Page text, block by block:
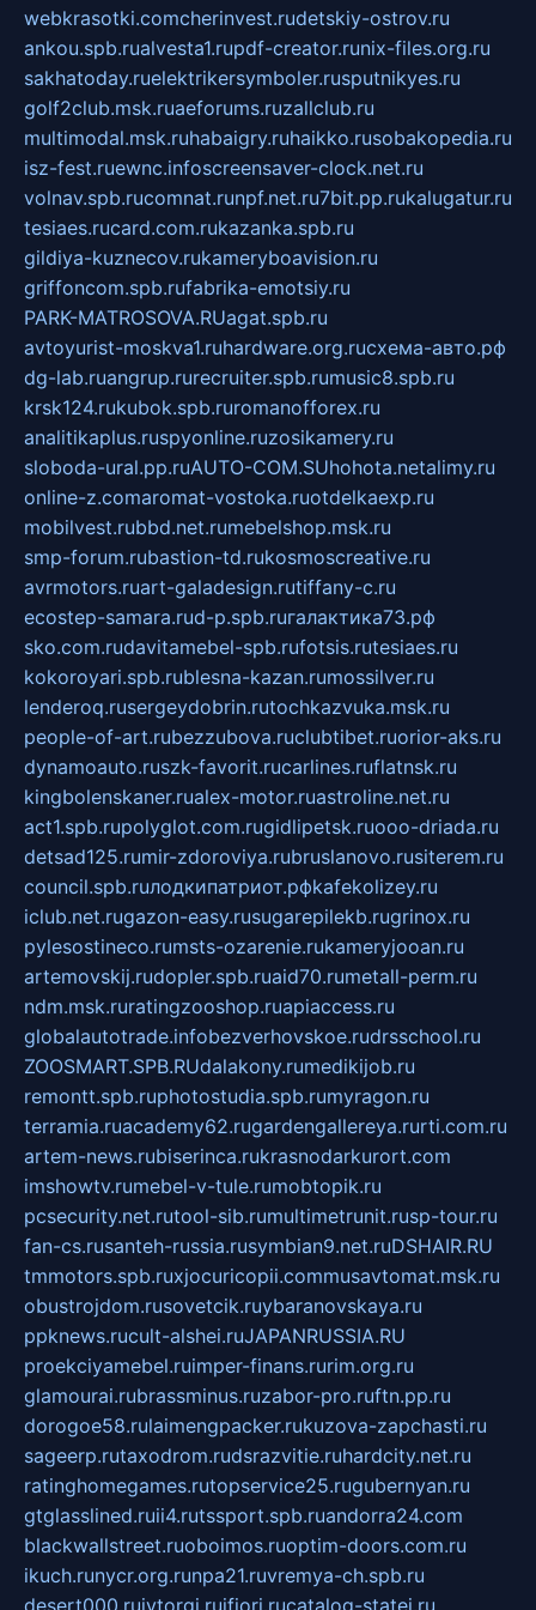
webkrasotki.comcherinvest.rudetskiy-ostrov.ru
ankou.spb.rualvesta1.rupdf-creator.runix-files.org.ru
sakhatoday.ruelektrikersymboler.rusputnikyes.ru
golf2club.msk.ruaeforums.ruzallclub.ru
multimodal.msk.ruhabaigry.ruhaikko.rusobakopedia.ru
isz-fest.ruewnc.infoscreensaver-clock.net.ru
volnav.spb.rucomnat.runpf.net.ru7bit.pp.rukalugatur.ru
tesiaes.rucard.com.rukazanka.spb.ru
gildiya-kuznecov.rukameryboavision.ru
griffoncom.spb.rufabrika-emotsiy.ru
PARK-MATROSOVA.RUagat.spb.ru
avtoyurist-moskva1.ruhardware.org.ruсхема-авто.рф
dg-lab.ruangrup.rurecruiter.spb.rumusic8.spb.ru
krsk124.rukubok.spb.ruromanofforex.ru
analitikaplus.ruspyonline.ruzosikamery.ru
sloboda-ural.pp.ruAUTO-COM.SUhohota.netalimy.ru
online-z.comaromat-vostoka.ruotdelkaexp.ru
mobilvest.rubbd.net.rumebelshop.msk.ru
smp-forum.rubastion-td.rukosmoscreative.ru
avrmotors.ruart-galadesign.rutiffany-c.ru
ecostep-samara.rud-p.spb.ruгалактика73.рф
sko.com.rudavitamebel-spb.rufotsis.rutesiaes.ru
kokoroyari.spb.rublesna-kazan.rumossilver.ru
lenderoq.rusergeydobrin.rutochkazvuka.msk.ru
people-of-art.rubezzubova.ruclubtibet.ruorior-aks.ru
dynamoauto.ruszk-favorit.rucarlines.ruflatnsk.ru
kingbolenskaner.rualex-motor.ruastroline.net.ru
act1.spb.rupolyglot.com.rugidlipetsk.ruooo-driada.ru
detsad125.rumir-zdoroviya.rubruslanovo.rusiterem.ru
council.spb.ruлодкипатриот.рфkafekolizey.ru
iclub.net.rugazon-easy.rusugarepilekb.rugrinox.ru
pylesostineco.rumsts-ozarenie.rukameryjooan.ru
artemovskij.rudopler.spb.ruaid70.rumetall-perm.ru
ndm.msk.ruratingzooshop.ruapiaccess.ru
globalautotrade.infobezverhovskoe.rudrsschool.ru
ZOOSMART.SPB.RUdalakony.rumedikijob.ru
remontt.spb.ruphotostudia.spb.rumyragon.ru
terramia.ruacademy62.rugardengallereya.rurti.com.ru
artem-news.rubiserinca.rukrasnodarkurort.com
imshowtv.rumebel-v-tule.rumobtopik.ru
pcsecurity.net.rutool-sib.rumultimetrunit.rusp-tour.ru
fan-cs.rusanteh-russia.rusymbian9.net.ruDSHAIR.RU
tmmotors.spb.ruxjocuricopii.commusavtomat.msk.ru
obustrojdom.rusovetcik.ruybaranovskaya.ru
ppknews.rucult-alshei.ruJAPANRUSSIA.RU
proekciyamebel.ruimper-finans.rurim.org.ru
glamourai.rubrassminus.ruzabor-pro.ruftn.pp.ru
dorogoe58.rulaimengpacker.rukuzova-zapchasti.ru
sageerp.rutaxodrom.rudsrazvitie.ruhardcity.net.ru
ratinghomegames.rutopservice25.rugubernyan.ru
gtglasslined.ruii4.rutssport.spb.ruandorra24.com
blackwallstreet.ruoboimos.ruoptim-doors.com.ru
ikuch.runycr.org.runpa21.ruvremya-ch.spb.ru